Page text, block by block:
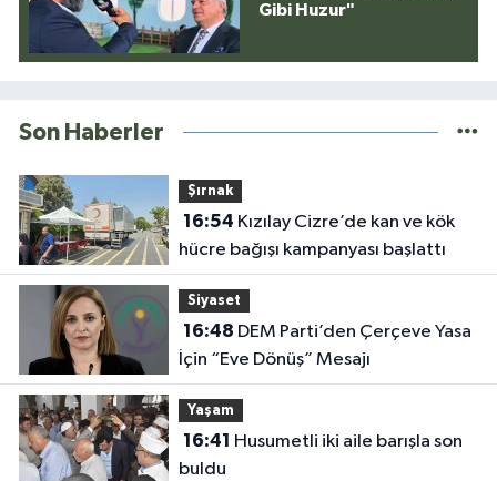
Gibi Huzur"
Son Haberler
Şırnak
16:54
hücre bağışı kampanyası başlattı
Siyaset
16:48
İçin “Eve Dönüş” Mesajı
Yaşam
16:41
buldu